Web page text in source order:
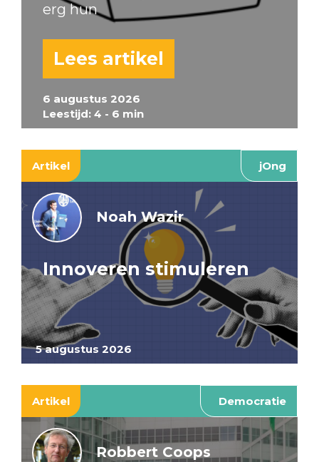
6 augustus 2026
Leestijd: 4 - 6 min
erg hun
Lees artikel
Artikel jOng
5 augustus 2026
Noah Wazir
Innoveren stimuleren
Artikel Democratie
Robbert Coops